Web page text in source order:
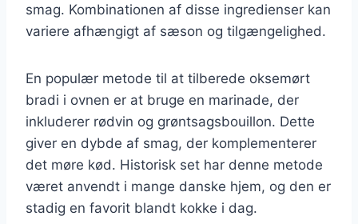
smag. Kombinationen af disse ingredienser kan
variere afhængigt af sæson og tilgængelighed.
En populær metode til at tilberede oksemørt
bradi i ovnen er at bruge en marinade, der
inkluderer rødvin og grøntsagsbouillon. Dette
giver en dybde af smag, der komplementerer
det møre kød. Historisk set har denne metode
været anvendt i mange danske hjem, og den er
stadig en favorit blandt kokke i dag.